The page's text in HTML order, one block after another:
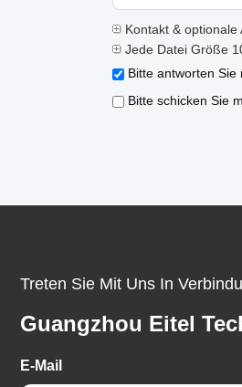
Kontakt & optionale
Jede Datei Größe
Bitte antworten Sie
Bitte schicken Sie
Treten Sie Mit Uns In
Guangzhou Eitel
E-Mail